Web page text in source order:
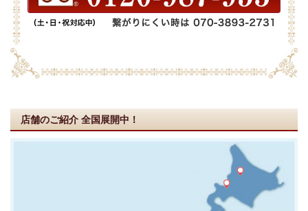
店舗のご紹介 全国展開中！